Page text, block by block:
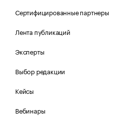
Сертифицированные партнеры
Лента публикаций
Эксперты
Выбор редакции
Кейсы
Вебинары